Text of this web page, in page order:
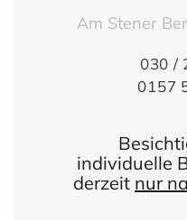
Am Stener
030 /
0157
individuelle
derzeit nur